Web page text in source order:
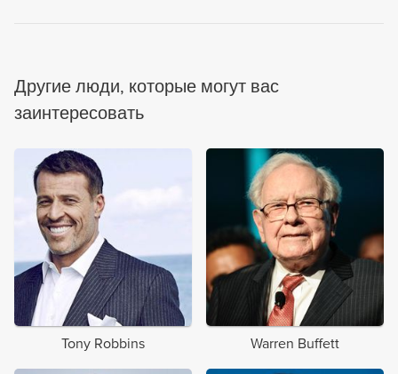
Другие люди, которые могут вас
заинтересовать
Tony Robbins Warren Buffett